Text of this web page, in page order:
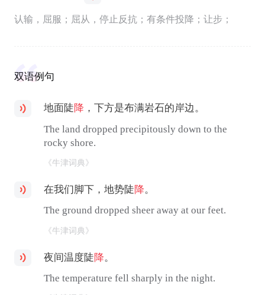
认输，屈服；屈从，停止反抗；有条件投降；让步；
双语例句
地面陡降 ，下方是布满岩石的岸边。
The land dropped precipitously down to the
rocky shore.
《牛津词典》
在我们脚下，地势陡降。
The ground dropped sheer away at our feet.
《牛津词典》
夜间温度陡降。
The temperature fell sharply in the night.